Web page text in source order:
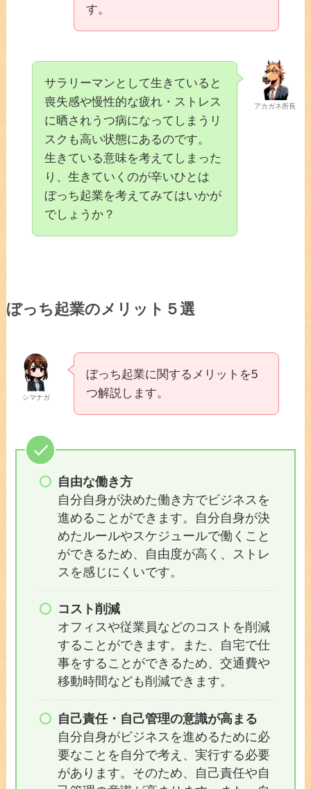
す。
アカガネ所長
サラリーマンとして生きていると
喪失感や慢性的な疲れ・ストレス
に晒されうつ病になってしまうリ
スクも高い状態にあるのです。
生きている意味を考えてしまった
り、生きていくのが辛いひとは
ぼっち起業を考えてみてはいかが
でしょうか？
ぼっち起業のメリット５選
シマナガ
ぼっち起業に関するメリットを5
つ解説します。
自由な働き方
自分自身が決めた働き方でビジネスを
進めることができます。自分自身が決
めたルールやスケジュールで働くこと
ができるため、自由度が高く、ストレ
スを感じにくいです。
コスト削減
オフィスや従業員などのコストを削減
することができます。また、自宅で仕
事をすることができるため、交通費や
移動時間なども削減できます。
自己責任・自己管理の意識が高まる
自分自身がビジネスを進めるために必
要なことを自分で考え、実行する必要
があります。そのため、自己責任や自